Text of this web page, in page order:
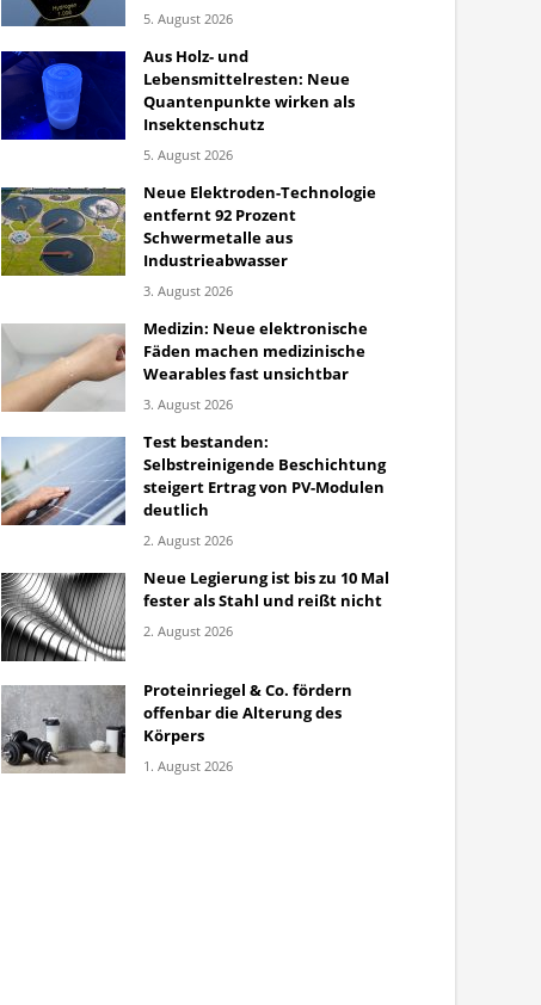
5. August 2026
Aus Holz- und
Lebensmittelresten: Neue
Quantenpunkte wirken als
Insektenschutz
5. August 2026
Neue Elektroden-Technologie
entfernt 92 Prozent
Schwermetalle aus
Industrieabwasser
3. August 2026
Medizin: Neue elektronische
Fäden machen medizinische
Wearables fast unsichtbar
3. August 2026
Test bestanden:
Selbstreinigende Beschichtung
steigert Ertrag von PV-Modulen
deutlich
2. August 2026
Neue Legierung ist bis zu 10 Mal
fester als Stahl und reißt nicht
2. August 2026
Proteinriegel & Co. fördern
offenbar die Alterung des
Körpers
1. August 2026